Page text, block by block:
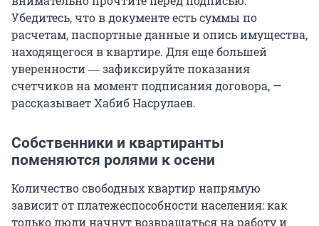
Убедитесь, что в документе есть суммы по
расчетам, паспортные данные и опись имущества,
находящегося в квартире. Для еще большей
уверенности ― зафиксируйте показания
счетчиков на момент подписания договора, —
рассказывает Хабиб Насрулаев.
Собственники и квартиранты
поменяются ролями к осени
Количество свободных квартир напрямую
зависит от платежеспособности населения: как
только люди начнут возвращаться на работу и